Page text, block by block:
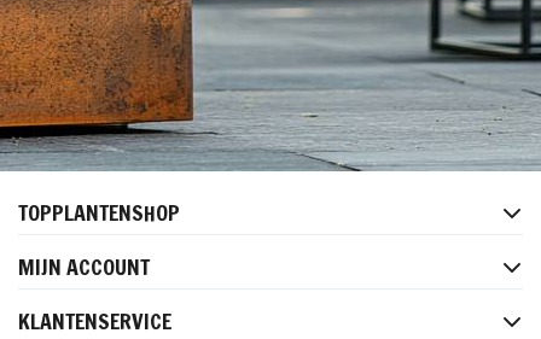
TOPPLANTENSHOP
MIJN ACCOUNT
KLANTENSERVICE